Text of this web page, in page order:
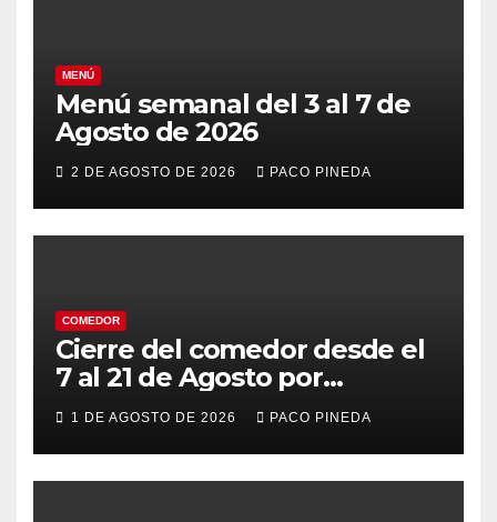
MENÚ
Menú semanal del 3 al 7 de
Agosto de 2026
2 DE AGOSTO DE 2026 PACO PINEDA
COMEDOR
Cierre del comedor desde el
7 al 21 de Agosto por
vacaciones
1 DE AGOSTO DE 2026 PACO PINEDA